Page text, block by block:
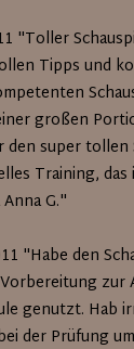
"Toller
Tipps und
großen
super tollen
Training,
G."
"Habe den
zur
genutzt. Hab
der Prüfung